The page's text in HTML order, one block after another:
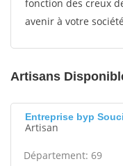
fonction des creux
avenir à votre
Artisans
Entreprise byp
Artisan
Département: 69